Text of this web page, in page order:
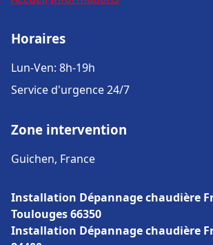
Horaires
Lun-Ven: 8h-19h
Service d'urgence 24/7
Zone intervention
Guichen, France
Installation Dépannage chaudière
Toulouges 66350
Installation Dépannage chaudière